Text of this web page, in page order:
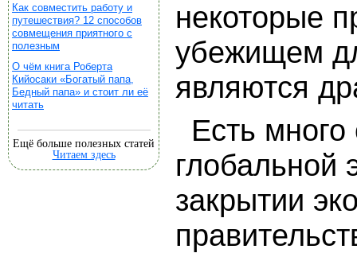
Как совместить работу и
путешествия? 12 способов
совмещения приятного с
полезным
О чём книга Роберта
Кийосаки «Богатый папа,
Бедный папа» и стоит ли её
читать
Ещё больше полезных статей
Читаем здесь
некоторые
убежищем
являются
Есть
глобальной
закрытии